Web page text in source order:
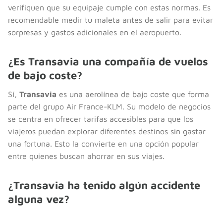
verifiquen que su equipaje cumple con estas normas. Es
recomendable medir tu maleta antes de salir para evitar
sorpresas y gastos adicionales en el aeropuerto.
¿Es Transavia una compañía de vuelos
de bajo coste?
Sí, Transavia es una aerolínea de bajo coste que forma
parte del grupo Air France-KLM. Su modelo de negocios
se centra en ofrecer tarifas accesibles para que los
viajeros puedan explorar diferentes destinos sin gastar
una fortuna. Esto la convierte en una opción popular
entre quienes buscan ahorrar en sus viajes.
¿Transavia ha tenido algún accidente
alguna vez?